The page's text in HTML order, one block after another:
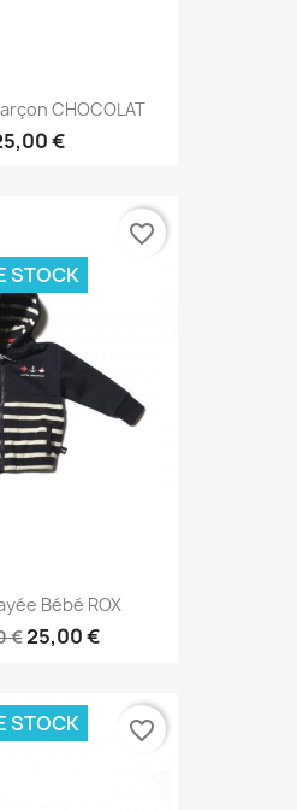
CHOCOLAT
€
Bébé ROX
€25,00 €
STOCK
favorite_border
STOCK favorite_border